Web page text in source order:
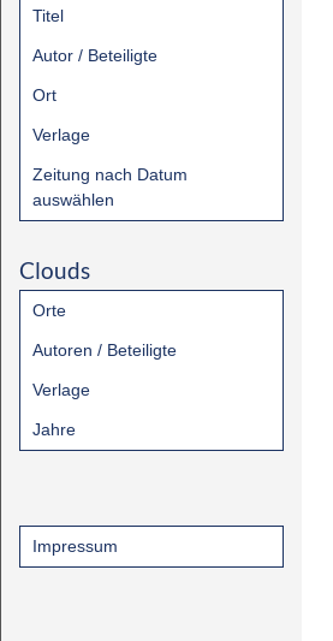
Titel
Autor / Beteiligte
Ort
Verlage
Zeitung nach Datum
auswählen
Clouds
Orte
Autoren / Beteiligte
Verlage
Jahre
Impressum